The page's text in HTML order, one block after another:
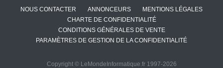
NOUS CONTACTER ANNONCEURS
MENTIONS LÉGALES
CHARTE DE CONFIDENTIALITÉ
CONDITIONS GÉNÉRALES DE VENTE
PARAMÈTRES DE GESTION DE LA CONFIDENTIALITÉ
Copyright © LeMondeInformatique.fr 1997-2026